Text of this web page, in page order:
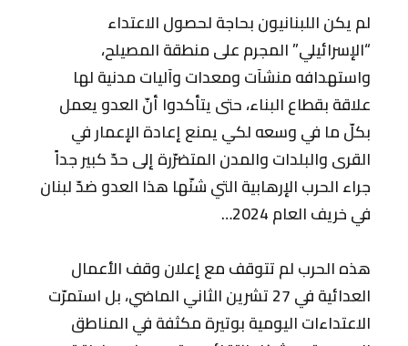
لم يكن اللبنانيون بحاجة لحصول الاعتداء
“الإسرائيلي” المجرم على منطقة المصيلح،
واستهدافه منشآت ومعدات وآليات مدنية لها
علاقة بقطاع البناء، حتى يتأكدوا أنّ العدو يعمل
بكلّ ما في وسعه لكي يمنع إعادة الإعمار في
القرى والبلدات والمدن المتضرّرة إلى حدّ كبير جداً
جراء الحرب الإرهابية التي شنّها هذا العدو ضدّ لبنان
في خريف العام 2024…
هذه الحرب لم تتوقف مع إعلان وقف الأعمال
العدائية في 27 تشرين الثاني الماضي، بل استمرّت
الاعتداءات اليومية بوتيرة مكثفة في المناطق